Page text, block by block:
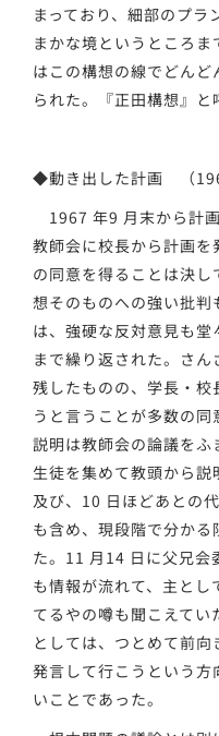
まっており、細部のプ
まかな境というところ
はこの構想の線でどん
られた。『正田構想』と
◆動き出した計画 （
1967 年9 月末から計
教師会に校長から計画を
の同意を得ることは決
想そのものへの強い批
は、強硬な反対意見も堂
まで繰り返された。さ
残したものの、学長・校
うと言うことが多数の
説明は教師会の論議を
生徒を集めて教頭から
及び、10 日ほどあとの
も含め、現段階で分か
た。11 月14 日に父兄会
も情報が流れて、主と
てるやの噂も聞こえて
としては、つとめて前
発言して行こうという方
いことであった。